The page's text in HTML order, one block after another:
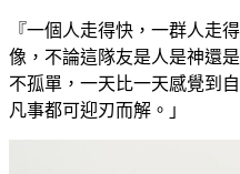
『一個人走得快，一群人走
像，不論這隊友是人是神還
不孤單，一天比一天感覺到
凡事都可迎刃而解。」